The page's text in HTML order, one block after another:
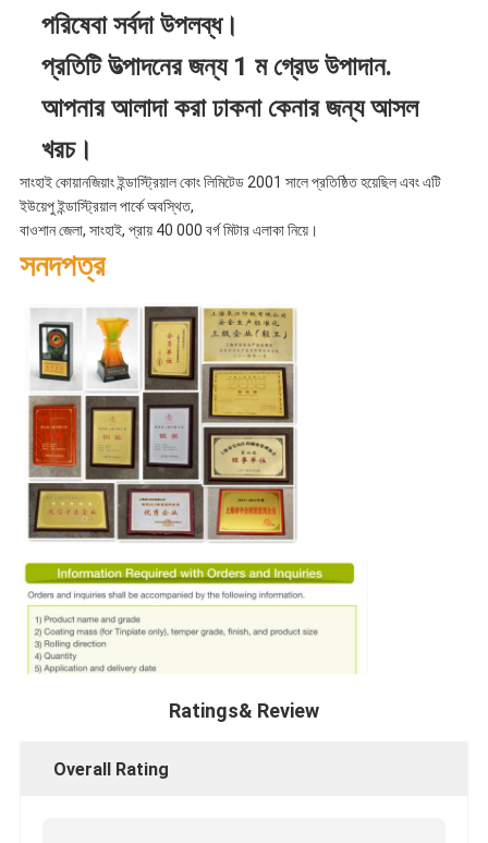
পরিষেবা সর্বদা উপলব্ধ।
প্রতিটি উত্পাদনের জন্য 1 ম গ্রেড উপাদান.
আপনার আলাদা করা ঢাকনা কেনার জন্য আসল
খরচ।
সাংহাই কোয়ানজিয়াং ইন্ডাস্ট্রিয়াল কোং লিমিটেড 2001 সালে প্রতিষ্ঠিত হয়েছিল এবং এটি
ইউয়েপু ইন্ডাস্ট্রিয়াল পার্কে অবস্থিত,
বাওশান জেলা, সাংহাই, প্রায় 40 000 বর্গ মিটার এলাকা নিয়ে।
সনদপত্র
Ratings& Review
Overall Rating